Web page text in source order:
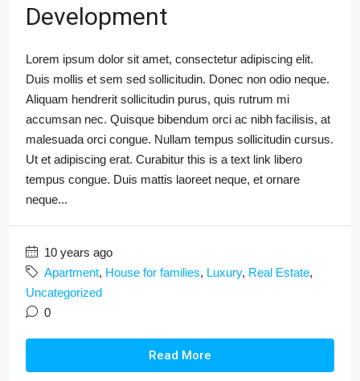
Development
Lorem ipsum dolor sit amet, consectetur adipiscing elit.
Duis mollis et sem sed sollicitudin. Donec non odio neque.
Aliquam hendrerit sollicitudin purus, quis rutrum mi
accumsan nec. Quisque bibendum orci ac nibh facilisis, at
malesuada orci congue. Nullam tempus sollicitudin cursus.
Ut et adipiscing erat. Curabitur this is a text link libero
tempus congue. Duis mattis laoreet neque, et ornare
neque...
10 years ago
Apartment, House for families, Luxury, Real Estate,
Uncategorized
0
Read More